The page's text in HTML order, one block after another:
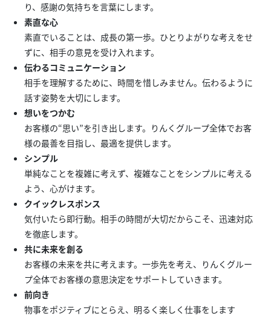
り、感謝の気持ちを言葉にします。
素直な心
素直でいることは、成長の第一歩。ひとりよがりな考えをせ
ずに、相手の意見を受け入れます。
伝わるコミュニケーション
相手を理解するために、時間を惜しみません。伝わるように
話す姿勢を大切にします。
想いをつかむ
お客様の“思い”を引き出します。りんくグループ全体でお客
様の最善を目指し、最適を提供します。
シンプル
単純なことを複雑に考えず、複雑なことをシンプルに考える
よう、心がけます。
クイックレスポンス
気付いたら即行動。相手の時間が大切だからこそ、迅速対応
を徹底します。
共に未来を創る
お客様の未来を共に考えます。一歩先を考え、りんくグルー
プ全体でお客様の意思決定をサポートしていきます。
前向き
物事をポジティブにとらえ、明るく楽しく仕事をします